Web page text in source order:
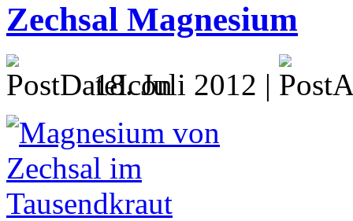
Zechsal Magnesium
18. Juli 2012 |